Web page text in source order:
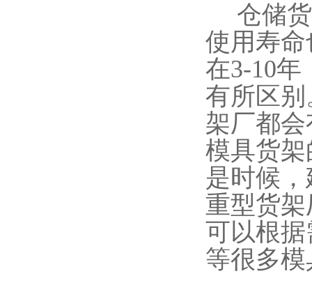
仓储货
使用寿
在3-10
有所区
架厂都
模具货
是时候
重型货
可以根
等很多